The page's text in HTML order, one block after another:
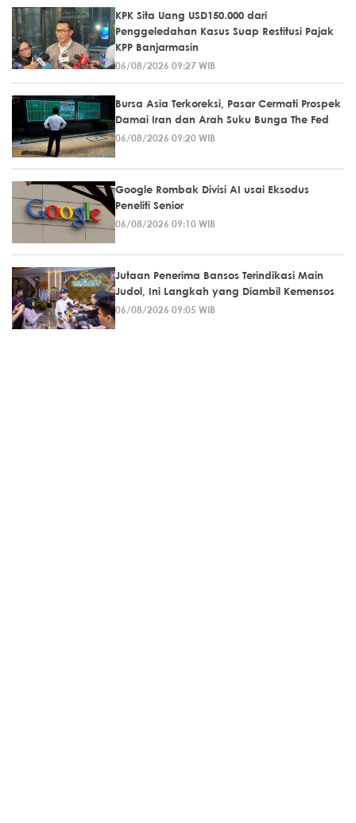
KPK Sita Uang USD150.000 dari
Penggeledahan Kasus Suap Restitusi Pajak
KPP Banjarmasin
06/08/2026 09:27 WIB
Bursa Asia Terkoreksi, Pasar Cermati Prospek
Damai Iran dan Arah Suku Bunga The Fed
06/08/2026 09:20 WIB
Google Rombak Divisi AI usai Eksodus
Peneliti Senior
06/08/2026 09:10 WIB
Jutaan Penerima Bansos Terindikasi Main
Judol, Ini Langkah yang Diambil Kemensos
06/08/2026 09:05 WIB